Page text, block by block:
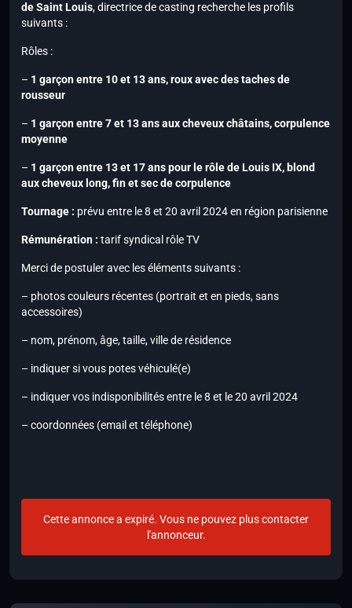
de Saint Louis, directrice de casting recherche les profils
suivants :
Rôles :
– 1 garçon entre 10 et 13 ans, roux avec des taches de
rousseur
– 1 garçon entre 7 et 13 ans aux cheveux châtains, corpulence
moyenne
– 1 garçon entre 13 et 17 ans pour le rôle de Louis IX, blond
aux cheveux long, fin et sec de corpulence
Tournage : prévu entre le 8 et 20 avril 2024 en région parisienne
Rémunération : tarif syndical rôle TV
Merci de postuler avec les éléments suivants :
– photos couleurs récentes (portrait et en pieds, sans
accessoires)
– nom, prénom, âge, taille, ville de résidence
– indiquer si vous potes véhiculé(e)
– indiquer vos indisponibilités entre le 8 et le 20 avril 2024
– coordonnées (email et téléphone)
Cette annonce a expiré. Vous ne pouvez plus contacter
l'annonceur.